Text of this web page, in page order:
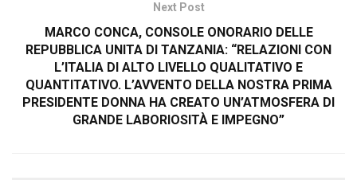
Next Post
MARCO CONCA, CONSOLE ONORARIO DELLE
REPUBBLICA UNITA DI TANZANIA: “RELAZIONI CON
L’ITALIA DI ALTO LIVELLO QUALITATIVO E
QUANTITATIVO. L’AVVENTO DELLA NOSTRA PRIMA
PRESIDENTE DONNA HA CREATO UN’ATMOSFERA DI
GRANDE LABORIOSITÀ E IMPEGNO”